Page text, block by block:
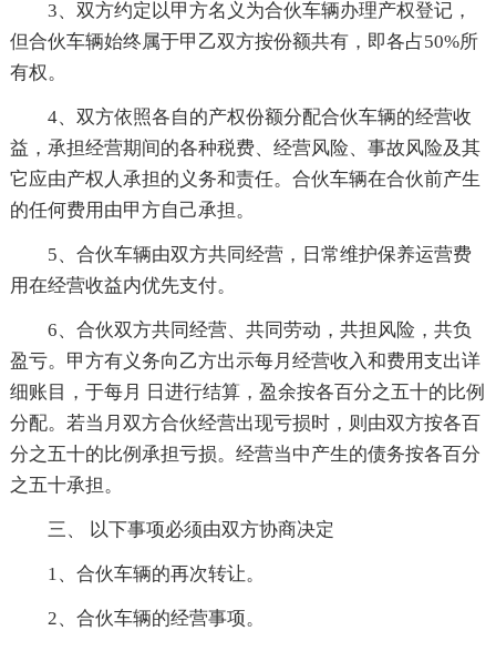
3、双方约定以甲方名义为合伙车辆办理产权登记，
但合伙车辆始终属于甲乙双方按份额共有，即各占50%所
有权。
4、双方依照各自的产权份额分配合伙车辆的经营收
益，承担经营期间的各种税费、经营风险、事故风险及其
它应由产权人承担的义务和责任。合伙车辆在合伙前产生
的任何费用由甲方自己承担。
5、合伙车辆由双方共同经营，日常维护保养运营费
用在经营收益内优先支付。
6、合伙双方共同经营、共同劳动，共担风险，共负
盈亏。甲方有义务向乙方出示每月经营收入和费用支出详
细账目，于每月 日进行结算，盈余按各百分之五十的比例
分配。若当月双方合伙经营出现亏损时，则由双方按各百
分之五十的比例承担亏损。经营当中产生的债务按各百分
之五十承担。
三、 以下事项必须由双方协商决定
1、合伙车辆的再次转让。
2、合伙车辆的经营事项。